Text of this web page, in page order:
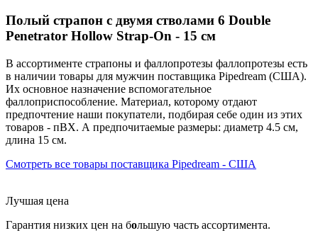
Полый страпон с двумя стволами 6 Double
Penetrator Hollow Strap-On - 15 см
В ассортименте страпоны и фаллопротезы фаллопротезы есть
в наличии товары для мужчин поставщика Pipedream (США).
Их основное назначение вспомогательное
фаллоприспособление. Материал, которому отдают
предпочтение наши покупатели, подбирая себе один из этих
товаров - пВХ. А предпочитаемые размеры: диаметр 4.5 см,
длина 15 см.
Смотреть все товары поставщика Pipedream - США
Лучшая цена
Гарантия низких цен на большую часть ассортимента.